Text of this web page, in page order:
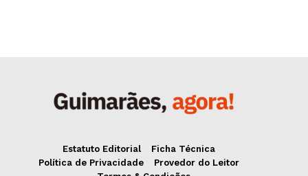
Estatuto Editorial
Ficha Técnica
Política de Privacidade
Provedor do Leitor